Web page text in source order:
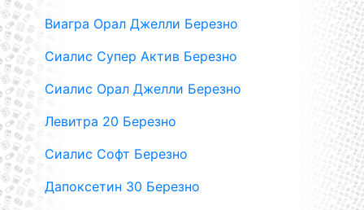
Виагра Орал Джелли Березно
Сиалис Супер Актив Березно
Сиалис Орал Джелли Березно
Левитра 20 Березно
Сиалис Софт Березно
Дапоксетин 30 Березно